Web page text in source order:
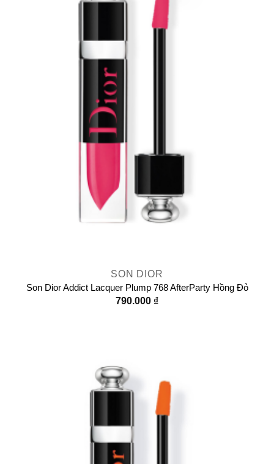
SON DIOR
Son Dior Addict Lacquer Plump 768 AfterParty Hồng Đỏ
790.000 ₫